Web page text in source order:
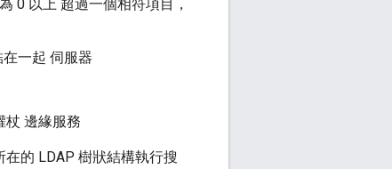
0 以上 超過一個相符項目，
一起 伺服器
杖 邊緣服務
的 LDAP 樹狀結構執行搜